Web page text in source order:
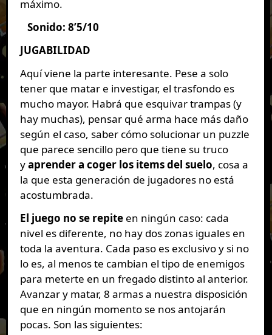
máximo.
Sonido: 8’5/10
JUGABILIDAD
Aquí viene la parte interesante. Pese a solo
tener que matar e investigar, el trasfondo es
mucho mayor. Habrá que esquivar trampas (y
hay muchas), pensar qué arma hace más daño
según el caso, saber cómo solucionar un puzzle
que parece sencillo pero que tiene su truco
yaprender a coger los items del suelo, cosa a
la que esta generación de jugadores no está
acostumbrada.
El juego no se repiteen ningún caso: cada
nivel es diferente, no hay dos zonas iguales en
toda la aventura. Cada paso es exclusivo y si no
lo es, al menos te cambian el tipo de enemigos
para meterte en un fregado distinto al anterior.
Avanzar y matar, 8 armas a nuestra disposición
que en ningún momento se nos antojarán
pocas. Son las siguientes: